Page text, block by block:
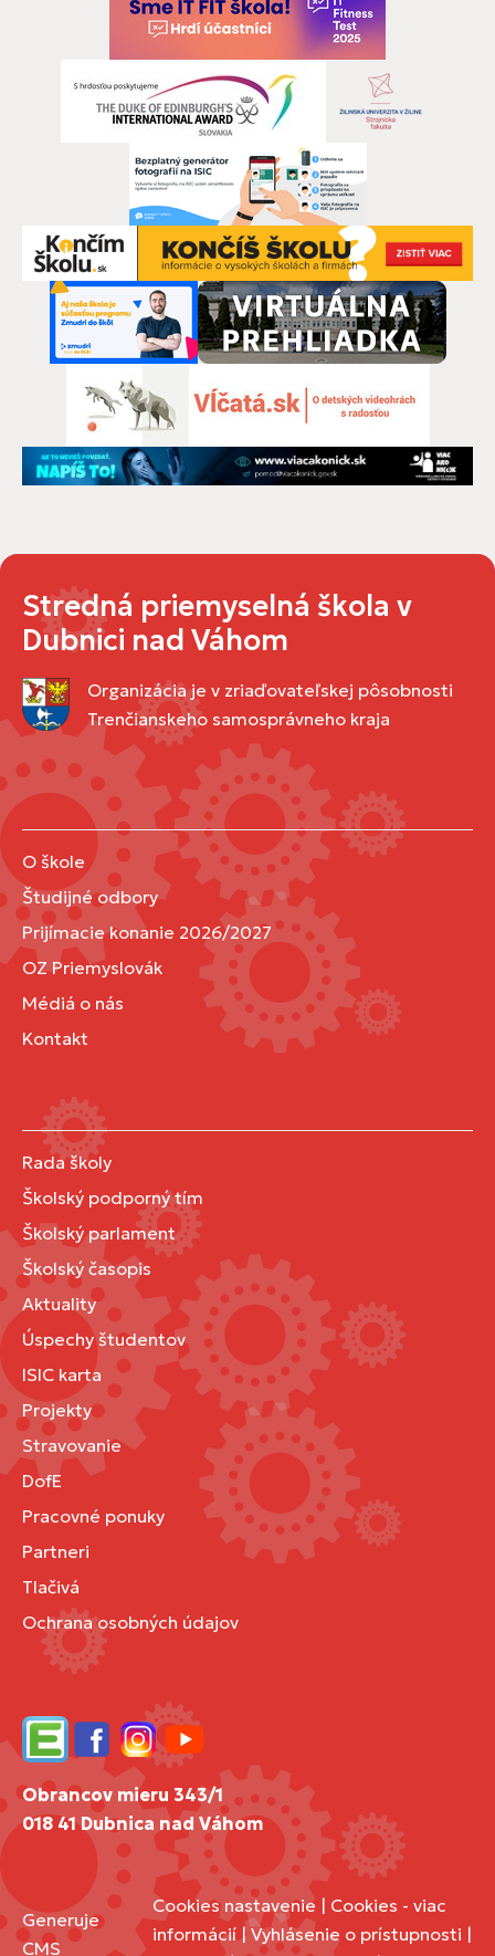
Stredná priemyselná škola v
Dubnici nad Váhom
Organizácia je v zriaďovateľskej pôsobnosti
Trenčianskeho samosprávneho kraja
O škole
Študijné odbory
Prijímacie konanie 2026/2027
OZ Priemyslovák
Médiá o nás
Kontakt
Rada školy
Školský podporný tím
Školský parlament
Školský časopis
Aktuality
Úspechy študentov
ISIC karta
Projekty
Stravovanie
DofE
Pracovné ponuky
Partneri
Tlačivá
Ochrana osobných údajov
EdupageFacebookInstagram
YouTube
Obrancov mieru 343/1
018 41 Dubnica nad Váhom
Generuje
CMS
Cookies nastavenie | Cookies - viac
informácií| Vyhlásenie o prístupnosti |